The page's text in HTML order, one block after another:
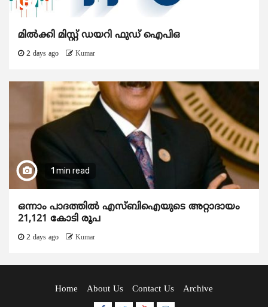
മിൽക്കി മിസ്റ്റ് ഡയറി ഫുഡ് ഐപിഒ
2 days ago Kumar
1 min read
ഒന്നാം പാദത്തിൽ എസ്ബിഐയുടെ അറ്റാദായം
21,121 കോടി രൂപ
2 days ago Kumar
Home About Us Contact Us Archive